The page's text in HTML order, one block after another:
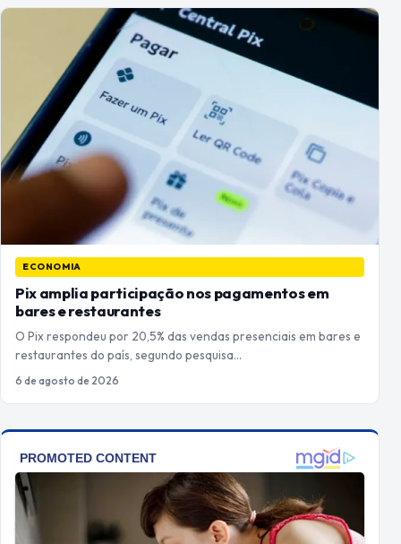
ECONOMIA
Pix amplia participação nos pagamentos em
bares e restaurantes
O Pix respondeu por 20,5% das vendas presenciais em bares e
restaurantes do país, segundo pesquisa…
6 de agosto de 2026